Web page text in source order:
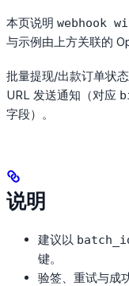
本页说明 webhook
与示例由上方关联的
批量提现/出款订单状
URL 发送通知（对应
字段）。
说明
建议以
键。
验签、重试与成